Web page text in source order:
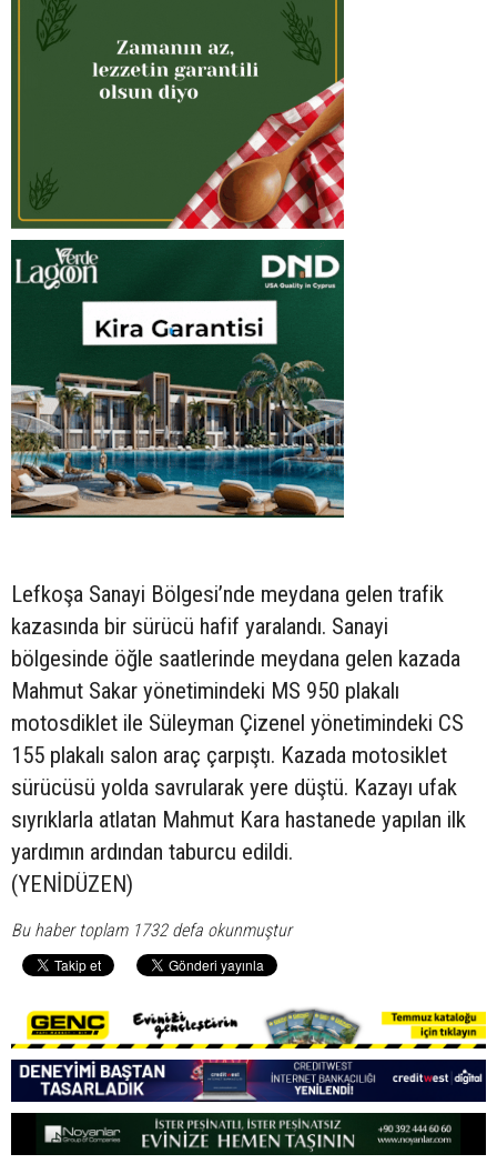
Lefkoşa Sanayi Bölgesi’nde meydana gelen trafik
kazasında bir sürücü hafif yaralandı. Sanayi
bölgesinde öğle saatlerinde meydana gelen kazada
Mahmut Sakar yönetimindeki MS 950 plakalı
motosdiklet ile Süleyman Çizenel yönetimindeki CS
155 plakalı salon araç çarpıştı. Kazada motosiklet
sürücüsü yolda savrularak yere düştü. Kazayı ufak
sıyrıklarla atlatan Mahmut Kara hastanede yapılan ilk
yardımın ardından taburcu edildi.
(YENİDÜZEN)
Bu haber toplam 1732 defa okunmuştur